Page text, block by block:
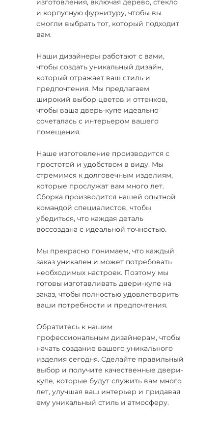
изготовления, включая дерево, стекло
и корпусную фурнитуру, чтобы вы
смогли выбрать тот, который подходит
вам.
Наши дизайнеры работают с вами,
чтобы создать уникальный дизайн,
который отражает ваш стиль и
предпочтения. Мы предлагаем
широкий выбор цветов и оттенков,
чтобы ваша дверь-купе идеально
сочеталась с интерьером вашего
помещения.
Наше изготовление производится с
простотой и удобством в виду. Мы
стремимся к долговечным изделиям,
которые прослужат вам много лет.
Сборка производится нашей опытной
командой специалистов, чтобы
убедиться, что каждая деталь
воссоздана с идеальной точностью.
Мы прекрасно понимаем, что каждый
заказ уникален и может потребовать
необходимых настроек. Поэтому мы
готовы изготавливать двери-купе на
заказ, чтобы полностью удовлетворить
ваши потребности и предпочтения.
Обратитесь к нашим
профессиональным дизайнерам, чтобы
начать создание вашего уникального
изделия сегодня. Сделайте правильный
выбор и получите качественные двери-
купе, которые будут служить вам много
лет, улучшая ваш интерьер и придавая
ему уникальный стиль и атмосферу.